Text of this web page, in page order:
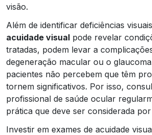
visão.
Além de identificar deficiências
acuidade visual pode revelar
tratadas, podem levar a
degeneração macular ou o
pacientes não percebem que têm
tornem significativos. Por isso,
profissional de saúde ocular
prática que deve ser considerada
Investir em exames de acuidade